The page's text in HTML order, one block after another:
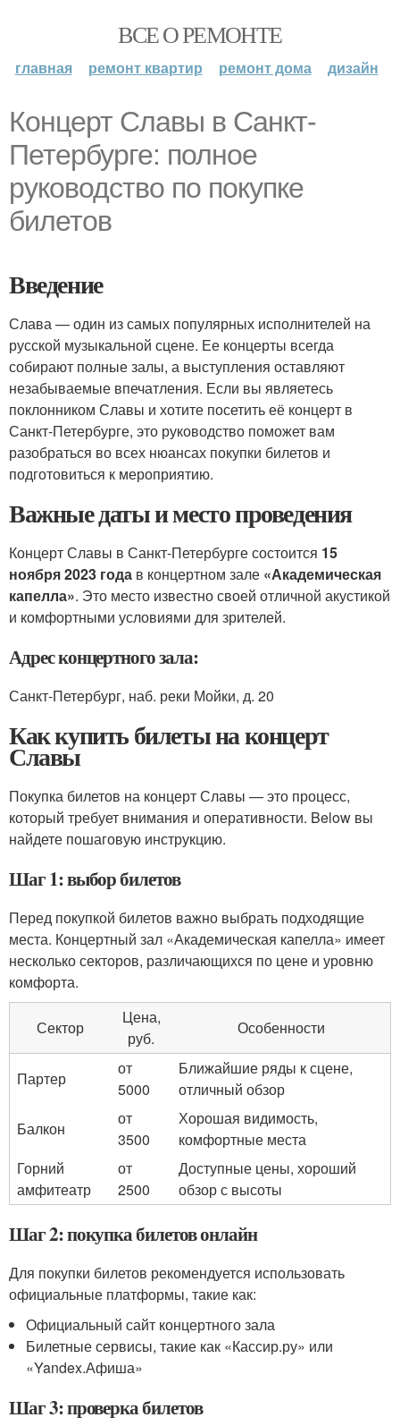
ВСЕ О РЕМОНТЕ
главная ремонт квартир ремонт дома дизайн
Концерт Славы в Санкт-
Петербурге: полное
руководство по покупке
билетов
Введение
Слава — один из самых популярных исполнителей на
русской музыкальной сцене. Ее концерты всегда
собирают полные залы, а выступления оставляют
незабываемые впечатления. Если вы являетесь
поклонником Славы и хотите посетить её концерт в
Санкт-Петербурге, это руководство поможет вам
разобраться во всех нюансах покупки билетов и
подготовиться к мероприятию.
Важные даты и место проведения
Концерт Славы в Санкт-Петербурге состоится 15
ноября 2023 года в концертном зале «Академическая
капелла». Это место известно своей отличной акустикой
и комфортными условиями для зрителей.
Адрес концертного зала:
Санкт-Петербург, наб. реки Мойки, д. 20
Как купить билеты на концерт
Славы
Покупка билетов на концерт Славы — это процесс,
который требует внимания и оперативности. Below вы
найдете пошаговую инструкцию.
Шаг 1: выбор билетов
Перед покупкой билетов важно выбрать подходящие
места. Концертный зал «Академическая капелла» имеет
несколько секторов, различающихся по цене и уровню
комфорта.
Сектор
Цена,
руб.
Особенности
Партер
от
5000
Ближайшие ряды к сцене,
отличный обзор
Балкон
от
3500
Хорошая видимость,
комфортные места
Горний
амфитеатр
от
2500
Доступные цены, хороший
обзор с высоты
Шаг 2: покупка билетов онлайн
Для покупки билетов рекомендуется использовать
официальные платформы, такие как:
Официальный сайт концертного зала
Билетные сервисы, такие как «Кассир.ру» или
«Yandex.Афиша»
Шаг 3: проверка билетов